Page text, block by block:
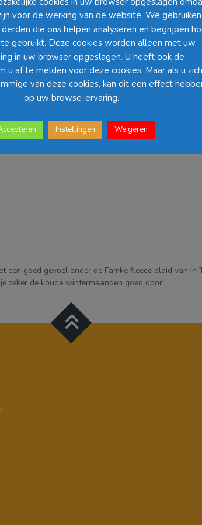
Lichtblauw
aantal
een goed gevoel onder de Famke fleece plaid van
zeker de koude wintermaanden goed door!
voor de werking van de website. We gebruiken
die ons helpen analyseren en begrijpen
gebruikt. Deze cookies worden alleen met uw
in uw browser opgeslagen. U heeft ook de
u af te melden voor deze cookies. Maar als u zich
van deze cookies, kan dit een effect
op uw browse-ervaring.
Instellingen Weigeren